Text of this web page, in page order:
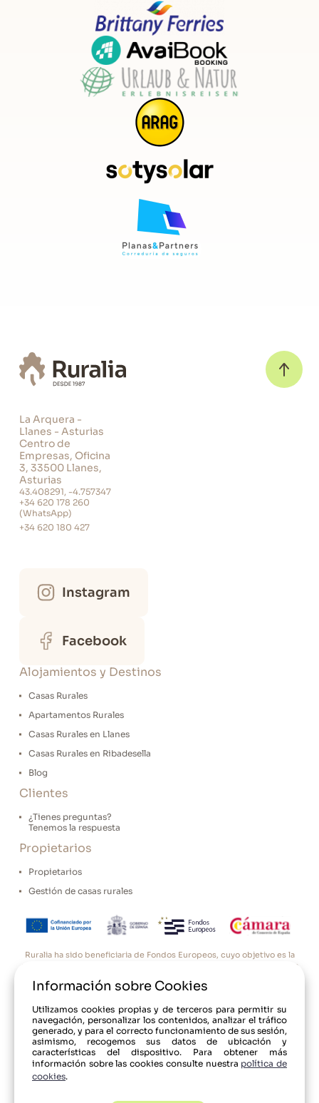
Tipo de Calefacción: Calefacción central
Plancha de ropa
Tabla de planchar ropa
Horno microondas
Dormitorios
Baños
Toallas
Área Exterior
La casa dispone de barbacoa
Tipo de exteriores: Jardín
La Arquera -
Llanes - Asturias
Centro de
Empresas, Oficina
3, 33500 Llanes,
Asturias
43.408291, -4.757347
+34 620 178 260
(WhatsApp)
+34 620 180 427
Instagram
Facebook
Alojamientos y Destinos
Casas Rurales
Apartamentos Rurales
Casas Rurales en Llanes
Casas Rurales en Ribadesella
Blog
Clientes
¿Tienes preguntas?
Tenemos la respuesta
Propietarios
Propietarios
Gestión de casas rurales
Ruralia ha sido beneficiaria de Fondos Europeos, cuyo objetivo es la
mejora de la competitividad de las PYMES, y gracias al cual ha puesto
digitalización y la competitividad de las pymes durante el año 2025.
Cámara de Comercio de Oviedo. #EuropaSeSiente”
© 2017-24 Ruralia
Condiciones de uso Aviso Legal
Información sobre Cookies
Utilizamos cookies propias y de terceros para permitir su
navegación, personalizar los contenidos, analizar el tráfico
generado, y para el correcto funcionamiento de sus sesión,
asimismo, recogemos sus datos de ubicación y
características del dispositivo. Para obtener más
información sobre las cookies consulte nuestra política de
cookies.